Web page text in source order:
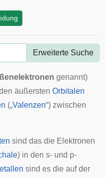
Erweiterte Suche
genannt)
äußersten Orbitalen
(„Valenzen“) zwischen
sind das die Elektronen
) in den s- und p-
sind es die auf der